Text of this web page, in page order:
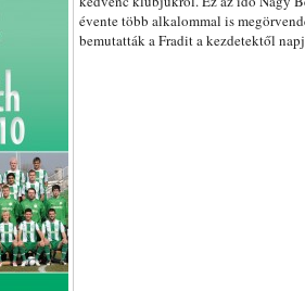
évente több alkalommal is
bemutatták a Fradit a kezdetektől